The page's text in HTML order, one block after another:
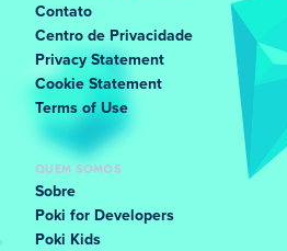
Contato
Centro de Privacidade
Privacy Statement
Cookie Statement
Terms of Use
QUEM SOMOS
Sobre
Poki for Developers
Poki Kids